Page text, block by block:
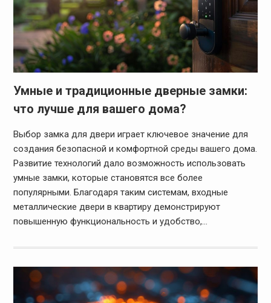
Умные и традиционные дверные замки:
что лучше для вашего дома?
Выбор замка для двери играет ключевое значение для
создания безопасной и комфортной среды вашего дома.
Развитие технологий дало возможность использовать
умные замки, которые становятся все более
популярными. Благодаря таким системам, входные
металлические двери в квартиру демонстрируют
повышенную функциональность и удобство,…